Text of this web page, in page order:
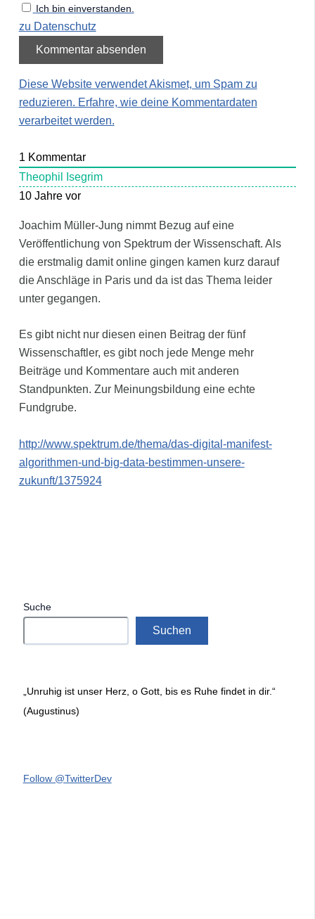
Ich bin einverstanden.
zu Datenschutz
Diese Website verwendet Akismet, um Spam zu
reduzieren. Erfahre, wie deine Kommentardaten
verarbeitet werden.
1 Kommentar
Theophil Isegrim
10 Jahre vor
Joachim Müller-Jung nimmt Bezug auf eine
Veröffentlichung von Spektrum der Wissenschaft. Als
die erstmalig damit online gingen kamen kurz darauf
die Anschläge in Paris und da ist das Thema leider
unter gegangen.
Es gibt nicht nur diesen einen Beitrag der fünf
Wissenschaftler, es gibt noch jede Menge mehr
Beiträge und Kommentare auch mit anderen
Standpunkten. Zur Meinungsbildung eine echte
Fundgrube.
http://www.spektrum.de/thema/das-digital-manifest-
algorithmen-und-big-data-bestimmen-unsere-
zukunft/1375924
Suche
Suchen
„Unruhig ist unser Herz, o Gott, bis es Ruhe findet in dir.“
(Augustinus)
Follow @TwitterDev